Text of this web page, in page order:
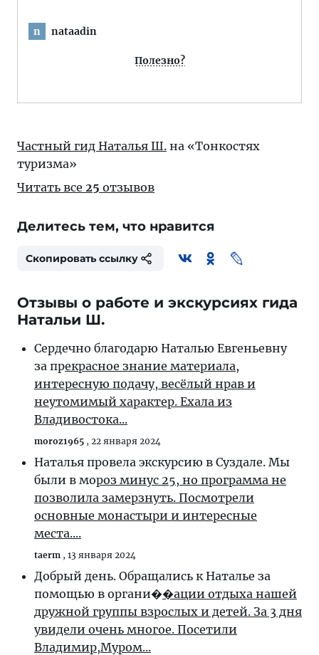
n nataadin
Полезно?
Частный гид Наталья Ш. на «Тонкостях
туризма»
Читать все 25 отзывов
Делитесь тем, что нравится
Скопировать ссылку
Отзывы о работе и экскурсиях гида
Натальи Ш.
Сердечно благодарю Наталью Евгеньевну
за прекрасное знание материала,
интересную подачу, весёлый нрав и
неутомимый характер. Ехала из
Владивостока...
moroz1965 , 22 января 2024
Наталья провела экскурсию в Суздале. Мы
были в мороз минус 25, но программа не
позволила замерзнуть. Посмотрели
основные монастыри и интересные
места....
taerm , 13 января 2024
Добрый день. Обращались к Наталье за
помощью в органи��ации отдыха нашей
дружной группы взрослых и детей. За 3 дня
увидели очень многое. Посетили
Владимир,Муром...